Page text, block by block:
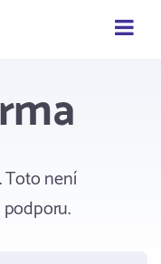
Toto není